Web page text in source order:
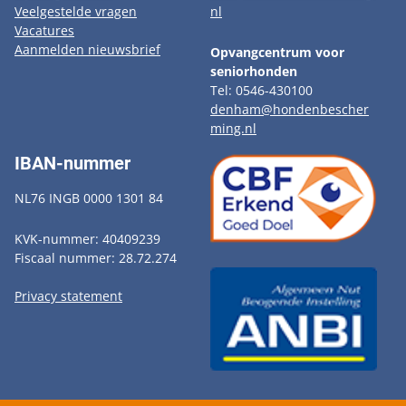
Veelgestelde vragen
Vacatures
Aanmelden nieuwsbrief
nl
Opvangcentrum voor
seniorhonden
Tel: 0546-430100
denham@hondenbescher
ming.nl
IBAN-nummer
NL76 INGB 0000 1301 84
KVK-nummer: 40409239
Fiscaal nummer: 28.72.274
Privacy statement